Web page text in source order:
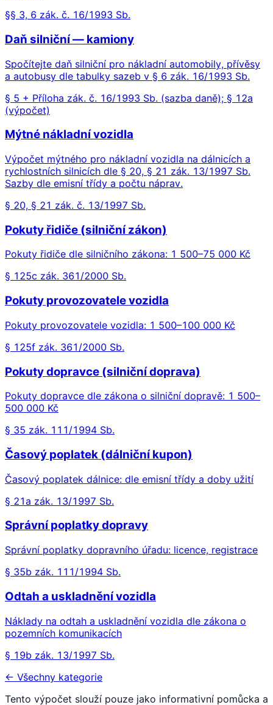
§§ 3, 6 zák. č. 16/1993 Sb.
Daň silniční — kamiony
Spočítejte daň silniční pro nákladní automobily, přívěsy
a autobusy dle tabulky sazeb v § 6 zák. 16/1993 Sb.
§ 5 + Příloha zák. č. 16/1993 Sb. (sazba daně); § 12a
(výpočet)
Mýtné nákladní vozidla
Výpočet mýtného pro nákladní vozidla na dálnicích a
rychlostních silnicích dle § 20, § 21 zák. 13/1997 Sb.
Sazby dle emisní třídy a počtu náprav.
§ 20, § 21 zák. č. 13/1997 Sb.
Pokuty řidiče (silniční zákon)
Pokuty řidiče dle silničního zákona: 1 500–75 000 Kč
§ 125c zák. 361/2000 Sb.
Pokuty provozovatele vozidla
Pokuty provozovatele vozidla: 1 500–100 000 Kč
§ 125f zák. 361/2000 Sb.
Pokuty dopravce (silniční doprava)
Pokuty dopravce dle zákona o silniční dopravě: 1 500–
500 000 Kč
§ 35 zák. 111/1994 Sb.
Časový poplatek (dálniční kupon)
Časový poplatek dálnice: dle emisní třídy a doby užití
§ 21a zák. 13/1997 Sb.
Správní poplatky dopravy
Správní poplatky dopravního úřadu: licence, registrace
§ 35b zák. 111/1994 Sb.
Odtah a uskladnění vozidla
Náklady na odtah a uskladnění vozidla dle zákona o
pozemních komunikacích
§ 19b zák. 13/1997 Sb.
← Všechny kategorie
Tento výpočet slouží pouze jako informativní pomůcka a